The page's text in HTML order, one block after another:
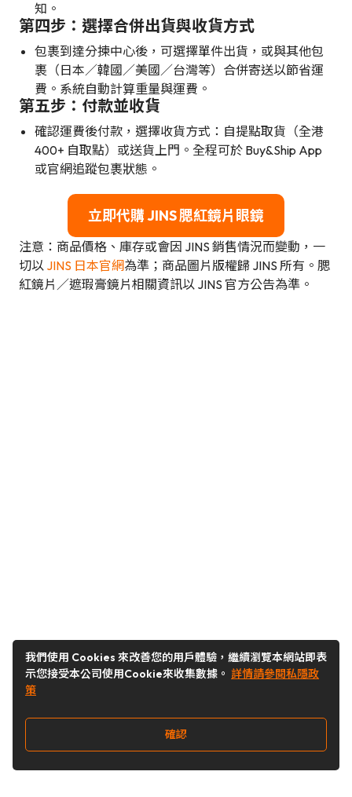
知。
第四步：選擇合併出貨與收貨方式
包裹到達分揀中心後，可選擇單件出貨，或與其他包
裹（日本／韓國／美國／台灣等）合併寄送以節省運
費。系統自動計算重量與運費。
第五步：付款並收貨
確認運費後付款，選擇收貨方式：自提點取貨（全港
400+ 自取點）或送貨上門。全程可於 Buy&Ship App
或官網追蹤包裹狀態。
立即代購 JINS 腮紅鏡片眼鏡
注意：商品價格、庫存或會因 JINS 銷售情況而變動，一
切以 JINS 日本官網為準；商品圖片版權歸 JINS 所有。腮
紅鏡片／遮瑕膏鏡片相關資訊以 JINS 官方公告為準。
我們使用 Cookies 來改善您的用戶體驗，繼續瀏覽本網站即表
示您接受本公司使用Cookie來收集數據。 詳情請參閱私隱政
策
確認